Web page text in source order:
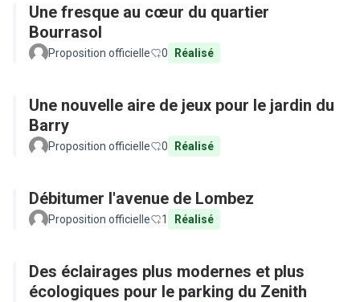
Une fresque au cœur du quartier
Bourrasol
Proposition officielle 0 Réalisé
Une nouvelle aire de jeux pour le jardin du
Barry
Proposition officielle 0 Réalisé
Débitumer l'avenue de Lombez
Proposition officielle 1 Réalisé
Des éclairages plus modernes et plus
écologiques pour le parking du Zenith